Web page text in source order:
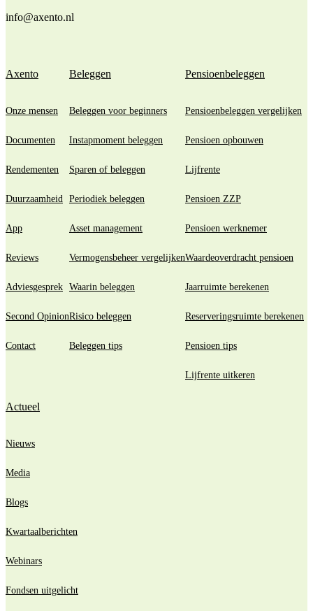
info@axento.nl
Axento
Onze mensen
Documenten
Rendementen
Duurzaamheid
App
Reviews
Adviesgesprek
Second Opinion
Contact
Beleggen
Beleggen voor beginners
Instapmoment beleggen
Sparen of beleggen
Periodiek beleggen
Asset management
Vermogensbeheer vergelijken
Waarin beleggen
Risico beleggen
Beleggen tips
Pensioenbeleggen
Pensioenbeleggen vergelijken
Pensioen opbouwen
Lijfrente
Pensioen ZZP
Pensioen werknemer
Waardeoverdracht pensioen
Jaarruimte berekenen
Reserveringsruimte berekenen
Pensioen tips
Lijfrente uitkeren
Actueel
Nieuws
Media
Blogs
Kwartaalberichten
Webinars
Fondsen uitgelicht